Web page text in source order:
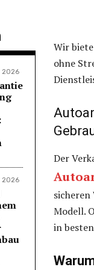
2026
2026
Wir
ohne
Der
sicheren
Modell.
in